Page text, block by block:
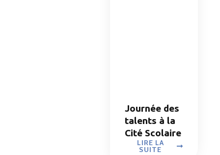
Journée des
talents à la
Cité Scolaire
LIRE LA
SUITE